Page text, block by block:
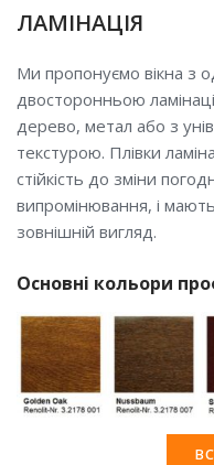
ЛАМІНАЦІЯ
Ми пропонуємо вікна з
двосторонньою
дерево, метал або з
текстурою. Плівки
стійкість до зміни
випромінювання, і
зовнішній вигляд.
Основні кольори